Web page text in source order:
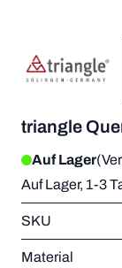
triangle
Auf Lager
Auf Lager, 1-3
SKU
Material